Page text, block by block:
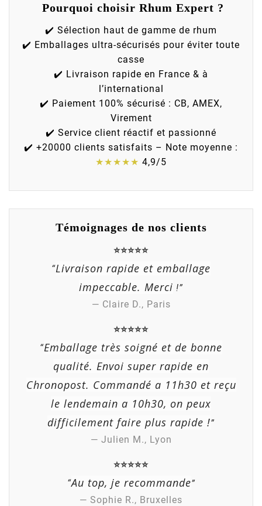
Pourquoi choisir Rhum Expert ?
✔️ Sélection haut de gamme de rhum
✔️ Emballages ultra-sécurisés pour éviter toute
casse
✔️ Livraison rapide en France & à
l’international
✔️ Paiement 100% sécurisé : CB, AMEX,
Virement
✔️ Service client réactif et passionné
✔️ +20000 clients satisfaits – Note moyenne :
★★★★★ 4,9/5
Témoignages de nos clients
⭐⭐⭐⭐⭐
“Livraison rapide et emballage
impeccable. Merci !”
— Claire D., Paris
⭐⭐⭐⭐⭐
“Emballage très soigné et de bonne
qualité. Envoi super rapide en
Chronopost. Commandé a 11h30 et reçu
le lendemain a 10h30, on peux
difficilement faire plus rapide !”
— Julien M., Lyon
⭐⭐⭐⭐⭐
“Au top, je recommande”
— Sophie R., Bruxelles